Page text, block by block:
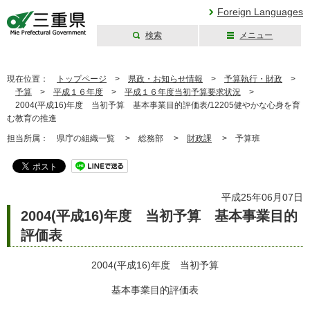
Foreign Languages
検索 メニュー
現在位置： トップページ > 県政・お知らせ情報 > 予算執行・財政 >
予算 > 平成１６年度 > 平成１６年度当初予算要求状況 >
2004(平成16)年度 当初予算 基本事業目的評価表/12205健やかな心身を育
む教育の推進
担当所属： 県庁の組織一覧 > 総務部 > 財政課 > 予算班
平成25年06月07日
2004(平成16)年度 当初予算 基本事業目的
評価表
2004(平成16)年度 当初予算
基本事業目的評価表